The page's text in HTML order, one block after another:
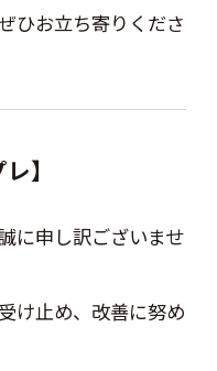
ひお立ち寄りくださ
】
に申し訳ございませ
け止め、改善に努め